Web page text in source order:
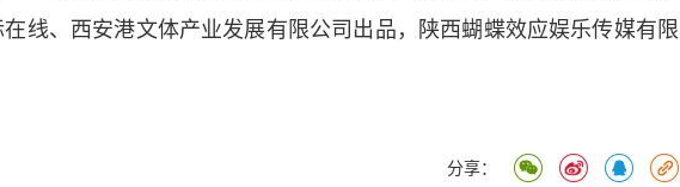
线、西安港文体产业发展有限公司出品，陕西蝴蝶效应娱乐传媒有限
分享：